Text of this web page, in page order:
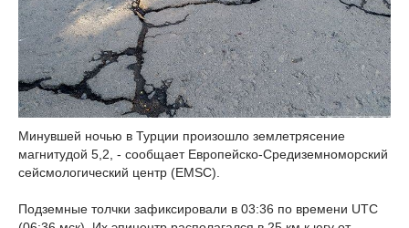
Минувшей ночью в Турции произошло землетрясение
магнитудой 5,2, - сообщает Европейско-Средиземноморский
сейсмологический центр (EMSC).
Подземные толчки зафиксировали в 03:36 по времени UTC